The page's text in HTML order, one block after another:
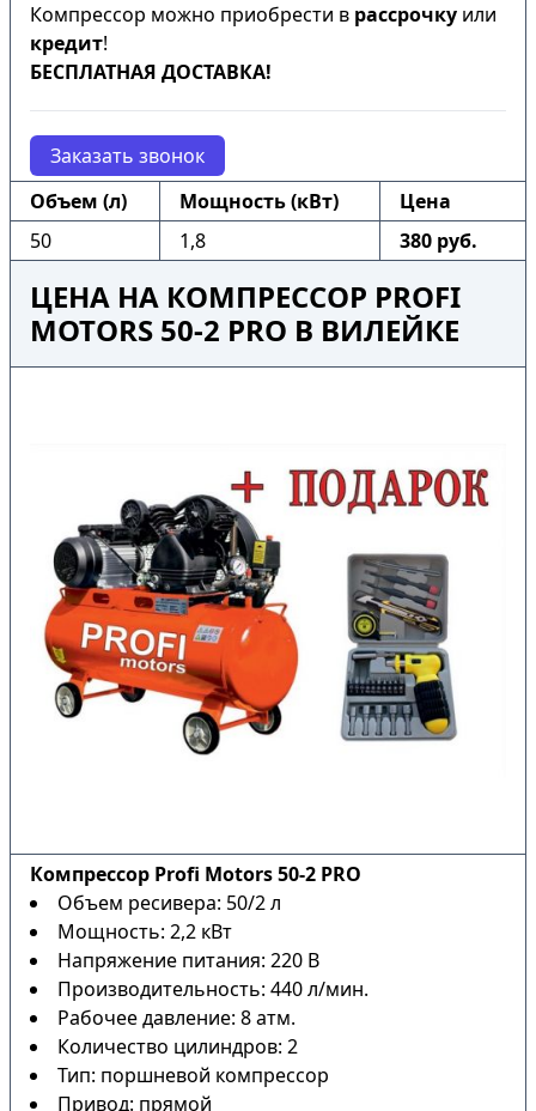
Компрессор можно приобрести в рассрочку или
кредит!
БЕСПЛАТНАЯ ДОСТАВКА!
Заказать звонок
Объем (л)
Мощность (кВт)
Цена
50
1,8 380 руб.
ЦЕНА НА КОМПРЕССОР PROFI
MOTORS 50-2 PRO В ВИЛЕЙКЕ
Компрессор Profi Motors 50-2 PRO
Объем ресивера: 50/2 л
Мощность: 2,2 кВт
Напряжение питания: 220 В
Производительность: 440 л/мин.
Рабочее давление: 8 атм.
Количество цилиндров: 2
Тип: поршневой компрессор
Привод: прямой